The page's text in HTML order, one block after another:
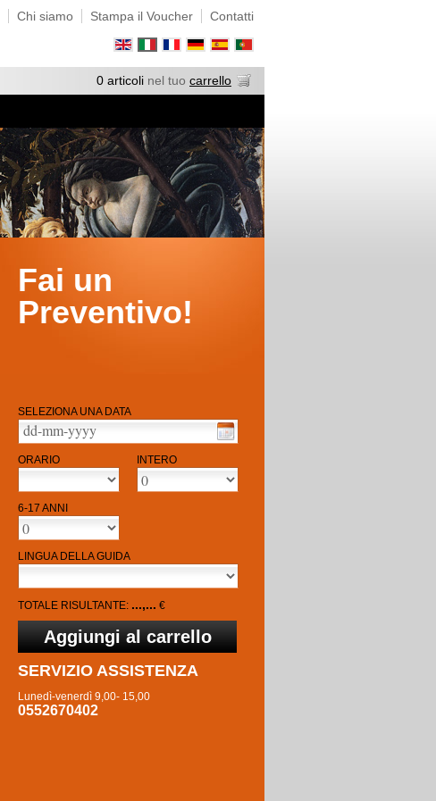
Chi siamo Stampa il Voucher Contatti
0 articoli nel tuo carrello
Fai un
Preventivo!
SELEZIONA UNA DATA
ORARIO INTERO
6-17 ANNI
LINGUA DELLA GUIDA
TOTALE RISULTANTE: ...,... €
SERVIZIO ASSISTENZA
Lunedì-venerdì 9,00- 15,00
0552670402